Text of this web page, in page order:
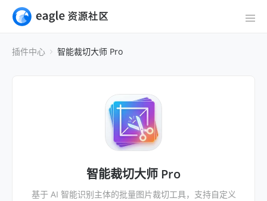
插件中心 智能裁切大师 Pro
智能裁切大师 Pro
基于 AI 智能识别主体的批量图片裁切工具，支持自定义